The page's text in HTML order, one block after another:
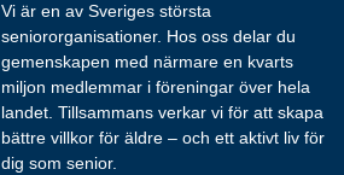
Vi är en av Sveriges största
seniororganisationer. Hos oss delar du
gemenskapen med närmare en kvarts
miljon medlemmar i föreningar över hela
landet. Tillsammans verkar vi för att skapa
bättre villkor för äldre – och ett aktivt liv för
dig som senior.